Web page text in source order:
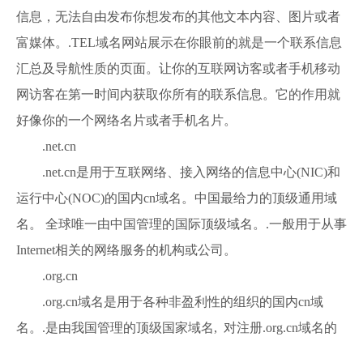
信息，无法自由发布你想发布的其他文本内容、图片或者
富媒体。.TEL域名网站展示在你眼前的就是一个联系信息
汇总及导航性质的页面。让你的互联网访客或者手机移动
网访客在第一时间内获取你所有的联系信息。它的作用就
好像你的一个网络名片或者手机名片。
.net.cn
.net.cn是用于互联网络、接入网络的信息中心(NIC)和
运行中心(NOC)的国内cn域名。中国最给力的顶级通用域
名。 全球唯一由中国管理的国际顶级域名。.一般用于从事
Internet相关的网络服务的机构或公司。
.org.cn
.org.cn域名是用于各种非盈利性的组织的国内cn域
名。.是由我国管理的顶级国家域名, 对注册.org.cn域名的